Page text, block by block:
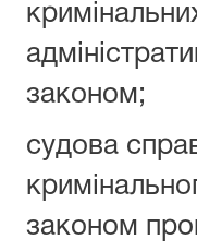
законом;
судова
законом